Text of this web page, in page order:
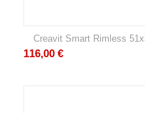
Creavit Smart Rimless
116,00 €